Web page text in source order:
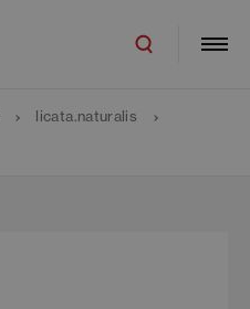
licata.naturalis